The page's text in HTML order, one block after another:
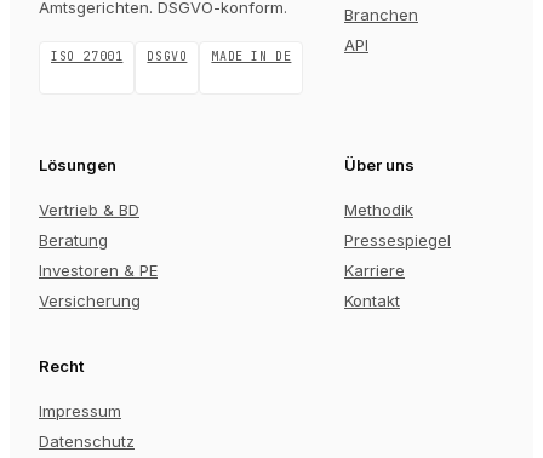
Amtsgerichten. DSGVO-konform.
ISO 27001 DSGVO MADE IN DE
Branchen
API
Lösungen
Vertrieb & BD
Beratung
Investoren & PE
Versicherung
Über uns
Methodik
Pressespiegel
Karriere
Kontakt
Recht
Impressum
Datenschutz